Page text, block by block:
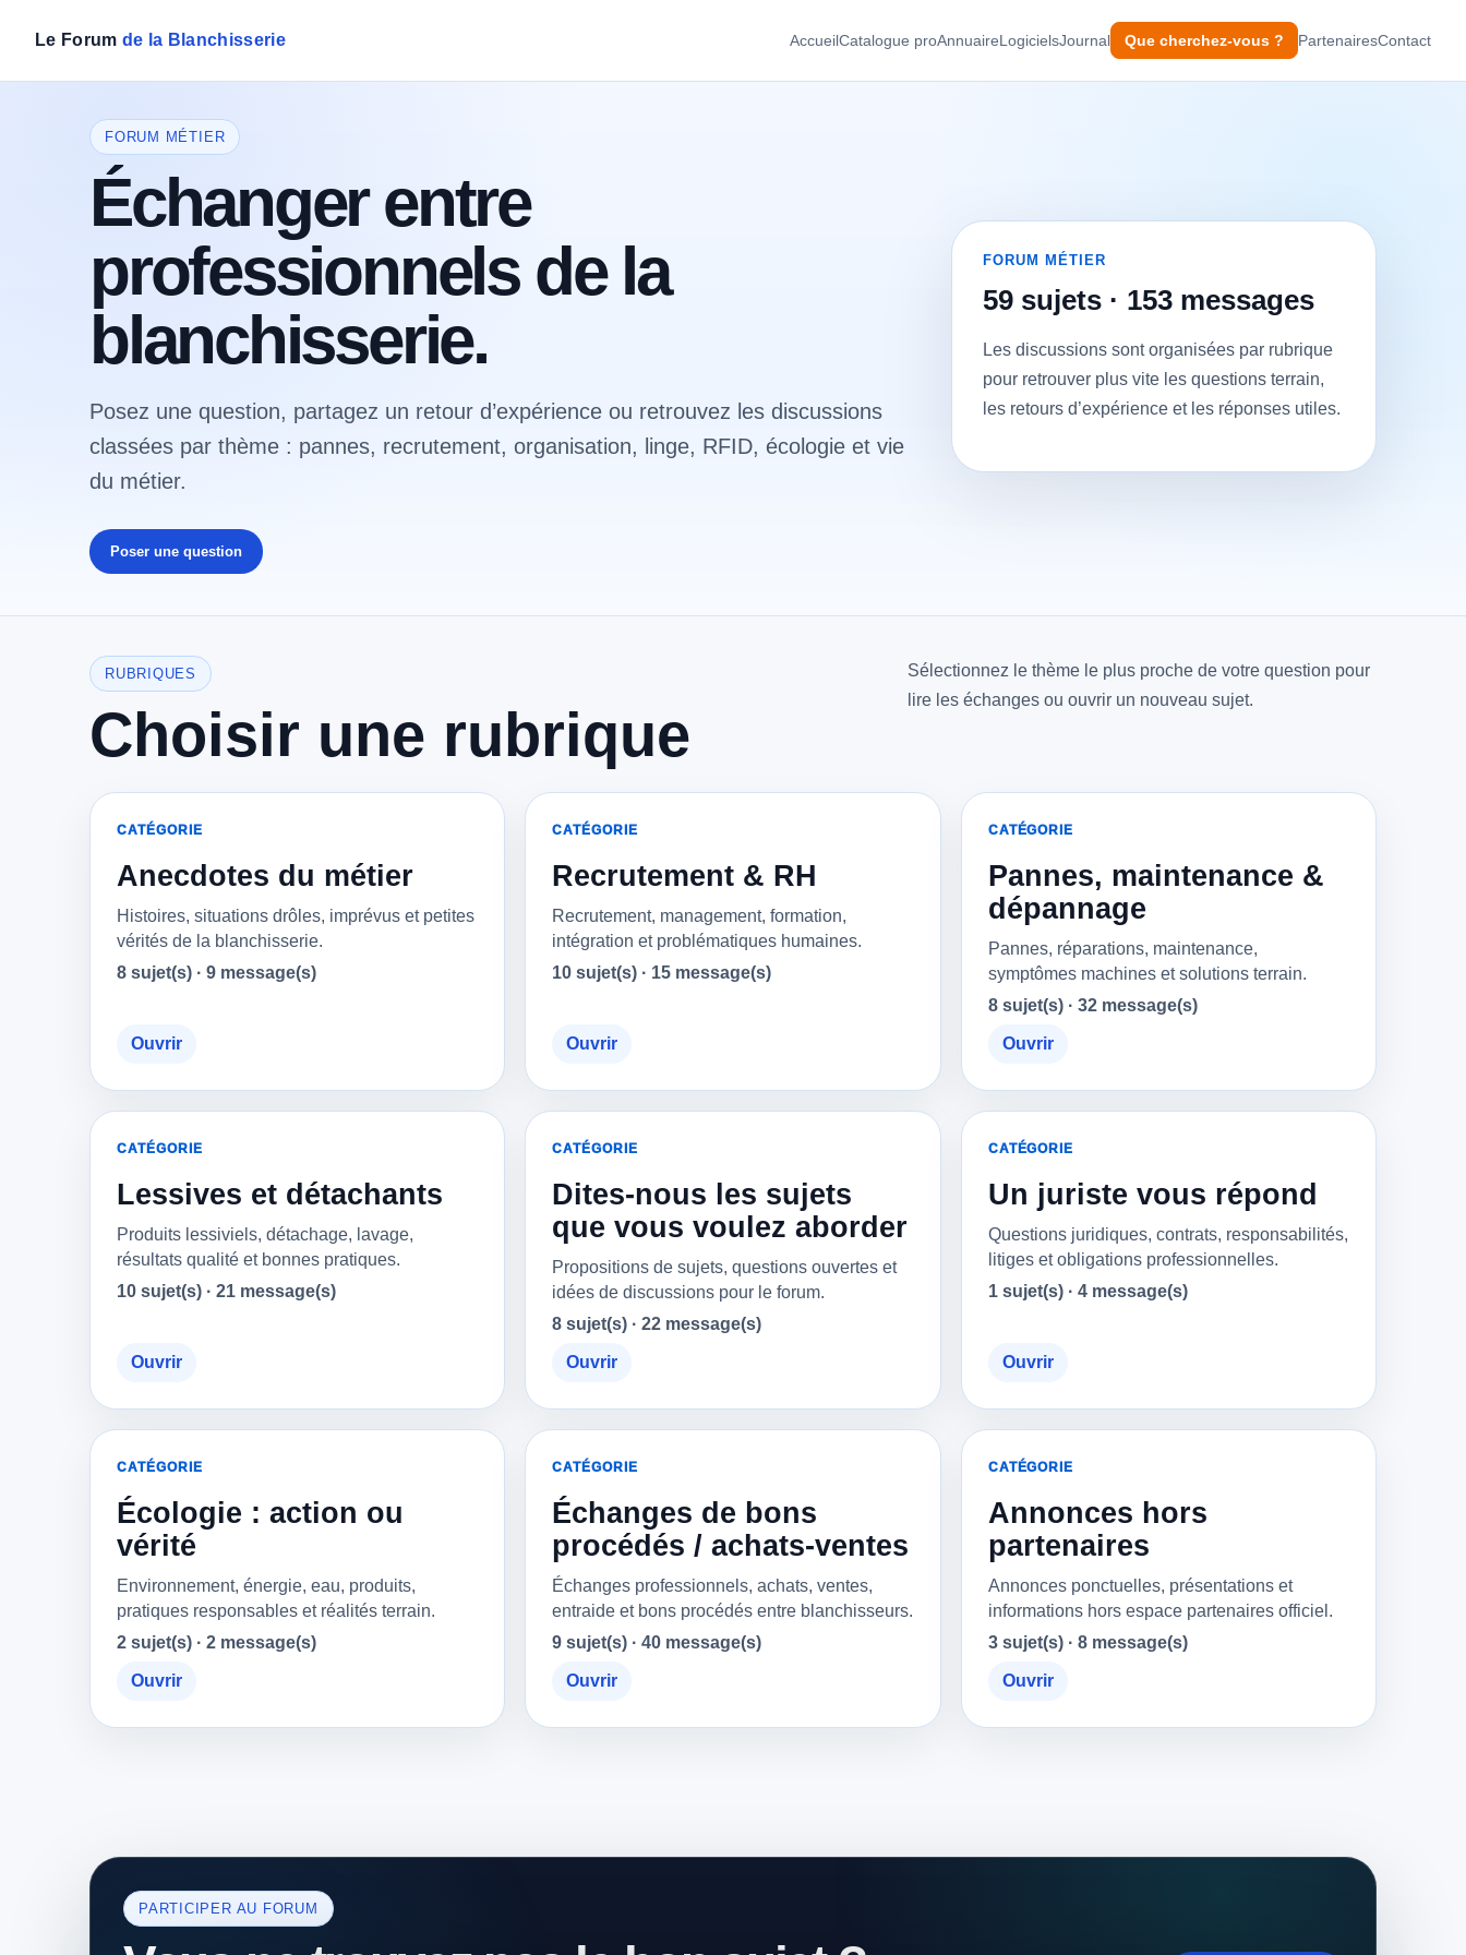
Le Forum de la Blanchisserie AccueilCatalogue proAnnuaireLogicielsJournal Que cherchez-vous ? PartenairesContact
FORUM MÉTIER
Échanger entre
professionnels de la
blanchisserie.
Posez une question, partagez un retour d’expérience ou retrouvez les discussions
classées par thème : pannes, recrutement, organisation, linge, RFID, écologie et vie
du métier.
Poser une question
FORUM MÉTIER
59 sujets · 153 messages
Les discussions sont organisées par rubrique
pour retrouver plus vite les questions terrain,
les retours d’expérience et les réponses utiles.
RUBRIQUES
Choisir une rubrique
Sélectionnez le thème le plus proche de votre question pour
lire les échanges ou ouvrir un nouveau sujet.
CATÉGORIE
Anecdotes du métier
Histoires, situations drôles, imprévus et petites
vérités de la blanchisserie.
8 sujet(s) · 9 message(s)
Ouvrir
CATÉGORIE
Recrutement & RH
Recrutement, management, formation,
intégration et problématiques humaines.
10 sujet(s) · 15 message(s)
Ouvrir
CATÉGORIE
Pannes, maintenance &
dépannage
Pannes, réparations, maintenance,
symptômes machines et solutions terrain.
8 sujet(s) · 32 message(s)
Ouvrir
CATÉGORIE
Lessives et détachants
Produits lessiviels, détachage, lavage,
résultats qualité et bonnes pratiques.
10 sujet(s) · 21 message(s)
Ouvrir
CATÉGORIE
Dites-nous les sujets
que vous voulez aborder
Propositions de sujets, questions ouvertes et
idées de discussions pour le forum.
8 sujet(s) · 22 message(s)
Ouvrir
CATÉGORIE
Un juriste vous répond
Questions juridiques, contrats, responsabilités,
litiges et obligations professionnelles.
1 sujet(s) · 4 message(s)
Ouvrir
CATÉGORIE
Écologie : action ou
vérité
Environnement, énergie, eau, produits,
pratiques responsables et réalités terrain.
2 sujet(s) · 2 message(s)
Ouvrir
CATÉGORIE
Échanges de bons
procédés / achats-ventes
Échanges professionnels, achats, ventes,
entraide et bons procédés entre blanchisseurs.
9 sujet(s) · 40 message(s)
Ouvrir
CATÉGORIE
Annonces hors
partenaires
Annonces ponctuelles, présentations et
informations hors espace partenaires officiel.
3 sujet(s) · 8 message(s)
Ouvrir
PARTICIPER AU FORUM